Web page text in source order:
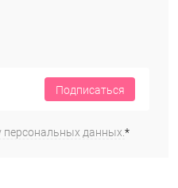
Подписаться
персональных данных.*